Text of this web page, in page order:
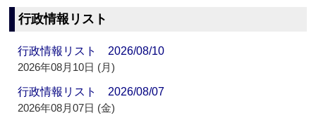
行政情報リスト
行政情報リスト 2026/08/10
2026年08月10日 (月)
行政情報リスト 2026/08/07
2026年08月07日 (金)